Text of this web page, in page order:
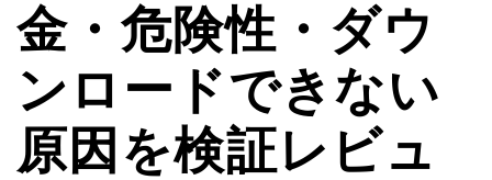
金・危険性・ダウ
ンロードできない
原因を検証レビュ